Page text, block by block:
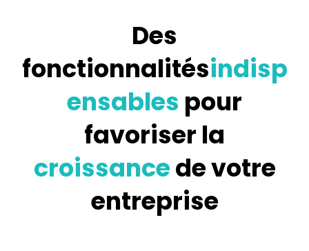
Des
fonctionnalitésindisp
ensables pour
favoriser la
croissancede votre
entreprise